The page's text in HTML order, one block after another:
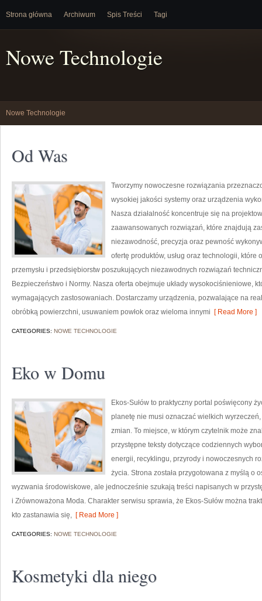
Strona główna Archiwum Spis Treści Tagi
Nowe Technologie
Nowe Technologie
Od Was
Tworzymy nowoczesne rozwiązania
wysokiej jakości systemy oraz urządzenia
Nasza działalność koncentruje się na
zaawansowanych rozwiązań, które znajdują
niezawodność, precyzja oraz pewność
ofertę produktów, usług oraz technologii,
przemysłu i przedsiębiorstw poszukujących niezawodnych rozwiązań
Bezpieczeństwo i Normy. Nasza oferta obejmuje układy wysokociśnieniowe,
wymagających zastosowaniach. Dostarczamy urządzenia, pozwalające na
obróbką powierzchni, usuwaniem powłok oraz wieloma innymi [ Read More ]
CATEGORIES: NOWE TECHNOLOGIE
Eko w Domu
Ekos-Sułów to praktyczny portal poświęcony
planetę nie musi oznaczać wielkich
zmian. To miejsce, w którym czytelnik może
przystępne teksty dotyczące codziennych
energii, recyklingu, przyrody i nowoczesnych
życia. Strona została przygotowana z myślą o
wyzwania środowiskowe, ale jednocześnie szukają treści napisanych w
i Zrównoważona Moda. Charakter serwisu sprawia, że Ekos-Sułów można
kto zastanawia się, [ Read More ]
CATEGORIES: NOWE TECHNOLOGIE
Kosmetyki dla niego